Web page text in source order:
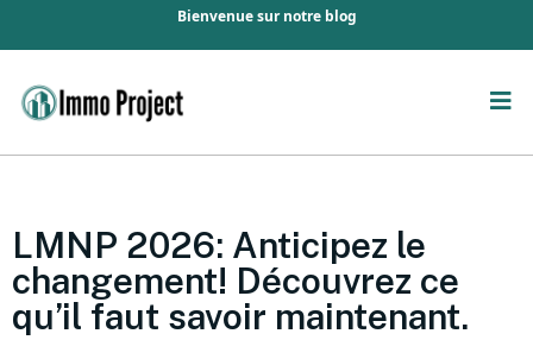
Bienvenue sur notre blog
LMNP 2026: Anticipez le
changement! Découvrez ce
qu’il faut savoir maintenant.